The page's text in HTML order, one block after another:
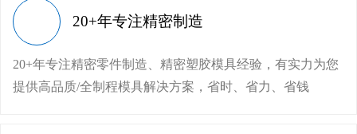
20+年专注精密制造
20+年专注精密零件制造、精密塑胶模具经验，有实力为您
提供高品质/全制程模具解决方案，省时、省力、省钱